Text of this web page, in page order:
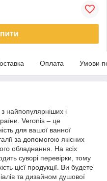
Оплата Умови
найпопулярніших і
Veronis – це
для вашої ванної
за допомогою якісних
обладнання. На всіх
суворі перевірки, тому
цієї продукції. Ви будете
та дизайном душової